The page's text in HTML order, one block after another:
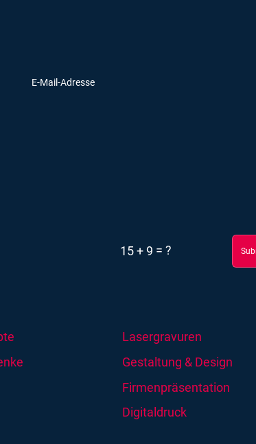
15 + 9 = ?
Lasergravuren
Gestaltung & Design
Firmenpräsentation
Digitaldruck